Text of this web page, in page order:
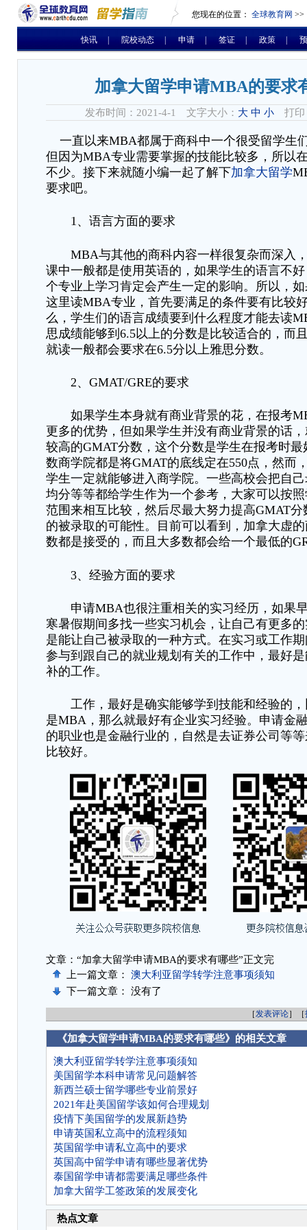
您现在的位置： 全球教育网 >>
快讯 院校动态 申请 签证 政策
加拿大留学申请MBA的要求
发布时间：2021-4-1 文字大小： 大 中 小 打印
一直以来MBA都属于商科中一个很受留学生
但因为MBA专业需要掌握的技能比较多，所以
不少。 接下来就随小编一起了解下加拿大留学
要求吧。
1、语言方面的要求
MBA与其他的商科内容一样很复杂而深入
课中一般都是使用英语的 ， 如果学生的语言不
个专业上学习肯定会产生一定的影响。所以，
这里读MBA专业，首先要满足的条件要有比较
么，学生们的语言成绩要到什么程度才能去读
思成绩能够到6.5以上的分数是比较适合的 ， 而
就读一般都会要求在6.5分以上雅思分数。
2、GMAT/GRE的要求
如果学生本身就有商业背景的花，在报考
更多的优势，但如果学生并没有商业背景的话
较高的GMAT分数，这个分数是学生在报考时
数商学院都是将GMAT的底线定在550点 ， 然而
学生一定就能够进入商学院。一些高校会把自
均分等等都给学生作为一个参考，大家可以按
范围来相互比较，然后尽最大努力提高GMAT
的被录取的可能性。目前可以看到，加拿大虚
数都是接受的，而且大多数都会给一个最低的
3、经验方面的要求
申请MBA也很注重相关的实习经历 ， 如果
寒暑假期间多找一些实习机会，让自己有更多
是能让自己被录取的一种方式。在实习或工作
参与到跟自己的就业规划有关的工作中，最好
补的工作。
工作，最好是确实能够学到技能和经验的 ，
是MBA，那么就最好有企业实习经验。申请金
的职业也是金融行业的，自然是去证券公司等
比较好。
文章：“加拿大留学申请MBA的要求有哪些”正文完
上一篇文章： 澳大利亚留学转学注意事项须知
下一篇文章： 没有了
［ 发表评论］［
《加拿大留学申请MBA的要求有哪些》的相关文章
澳大利亚留学转学注意事项须知
美国留学本科申请常见问题解答
新西兰硕士留学哪些专业前景好
2021年赴美国留学该如何合理规划
疫情下美国留学的发展新趋势
申请英国私立高中的流程须知
英国留学申请私立高中的要求
英国高中留学申请有哪些显著优势
泰国留学申请都需要满足哪些条件
加拿大留学工签政策的发展变化
热点文章